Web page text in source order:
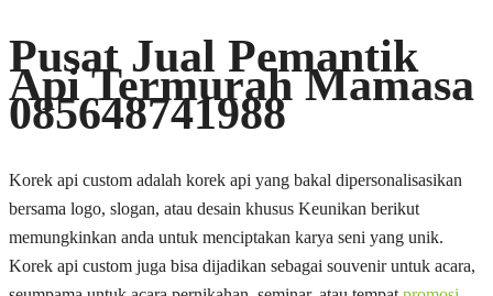
Pusat Jual Pemantik
Api Termurah Mamasa
085648741988
Korek api custom adalah korek api yang bakal dipersonalisasikan
bersama logo, slogan, atau desain khusus Keunikan berikut
memungkinkan anda untuk menciptakan karya seni yang unik.
Korek api custom juga bisa dijadikan sebagai souvenir untuk acara,